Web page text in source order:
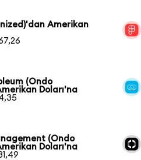
Amerikan
(Ondo
Doları'na
(Ondo
Doları'na